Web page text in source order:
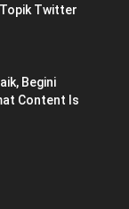
Twitter
Begini
Content Is